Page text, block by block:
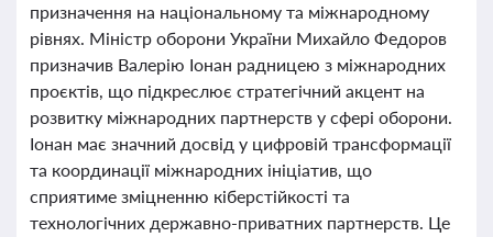
призначення на національному та міжнародному
рівнях. Міністр оборони України Михайло Федоров
призначив Валерію Іонан радницею з міжнародних
проєктів, що підкреслює стратегічний акцент на
розвитку міжнародних партнерств у сфері оборони.
Іонан має значний досвід у цифровій трансформації
та координації міжнародних ініціатив, що
сприятиме зміцненню кіберстійкості та
технологічних державно-приватних партнерств. Це